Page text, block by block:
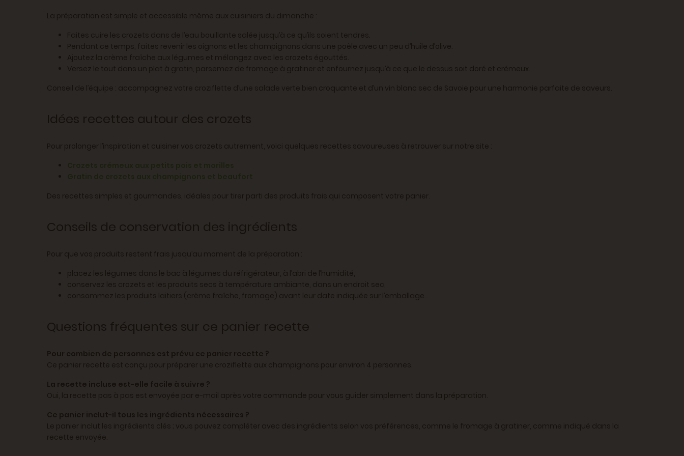
La préparation est simple et accessible même aux cuisiniers du dimanche :
Faites cuire les crozets dans de l’eau bouillante salée jusqu’à ce qu’ils soient tendres.
Pendant ce temps, faites revenir les oignons et les champignons dans une poêle avec un peu d’huile d’olive.
Ajoutez la crème fraîche aux légumes et mélangez avec les crozets égouttés.
Versez le tout dans un plat à gratin, parsemez de fromage à gratiner et enfournez jusqu’à ce que le dessus soit doré et crémeux.
Conseil de l’équipe : accompagnez votre croziflette d’une salade verte bien croquante et d’un vin blanc sec de Savoie pour une harmonie parfaite de saveurs.
Idées recettes autour des crozets
Pour prolonger l’inspiration et cuisiner vos crozets autrement, voici quelques recettes savoureuses à retrouver sur notre site :
Crozets crémeux aux petits pois et morilles
Gratin de crozets aux champignons et beaufort
Des recettes simples et gourmandes, idéales pour tirer parti des produits frais qui composent votre panier.
Conseils de conservation des ingrédients
Pour que vos produits restent frais jusqu’au moment de la préparation :
placez les légumes dans le bac à légumes du réfrigérateur, à l’abri de l’humidité,
conservez les crozets et les produits secs à température ambiante, dans un endroit sec,
consommez les produits laitiers (crème fraîche, fromage) avant leur date indiquée sur l’emballage.
Questions fréquentes sur ce panier recette
Pour combien de personnes est prévu ce panier recette ?
Ce panier recette est conçu pour préparer une croziflette aux champignons pour environ 4 personnes.
La recette incluse est-elle facile à suivre ?
Oui, la recette pas à pas est envoyée par e-mail après votre commande pour vous guider simplement dans la préparation.
Ce panier inclut-il tous les ingrédients nécessaires ?
Le panier inclut les ingrédients clés ; vous pouvez compléter avec des ingrédients selon vos préférences, comme le fromage à gratiner, comme indiqué dans la
recette envoyée.